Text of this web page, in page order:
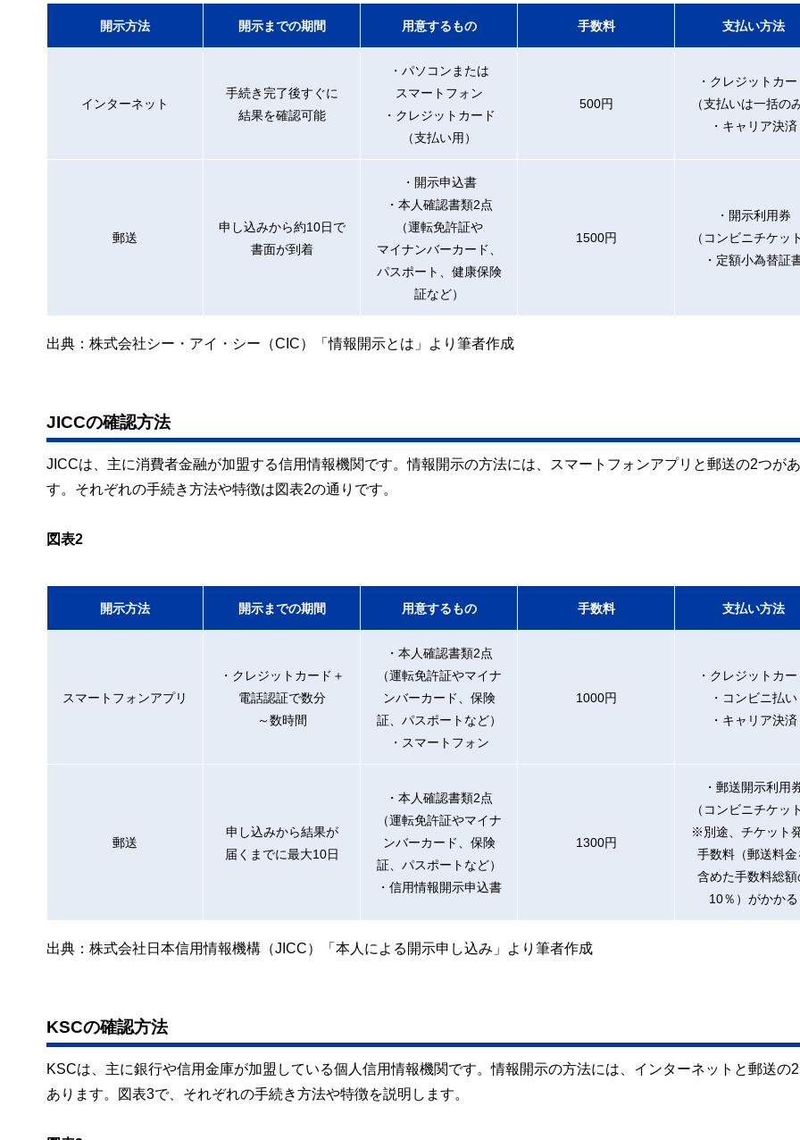
開示方法 開示までの期間 用意するもの 手数料 支払い方法
インターネット
手続き完了後すぐに
結果を確認可能
・パソコンまたは
スマートフォン
・クレジットカード
（支払い用）
500円
・クレジットカー
（支払いは一括の
・キャリア決済
郵送
申し込みから約10日で
書面が到着
・開示申込書
・本人確認書類2点
（運転免許証や
マイナンバーカード、
パスポート、健康保険
証など）
1500円
・開示利用券
（コンビニチケッ
・定額小為替証
出典：株式会社シー・アイ・シー（CIC）「情報開示とは」より筆者作成
JICCの確認方法
JICCは、主に消費者金融が加盟する信用情報機関です。情報開示の方法には、スマートフォンアプリと郵送の2つが
す。それぞれの手続き方法や特徴は図表2の通りです。
図表2
開示方法 開示までの期間 用意するもの 手数料 支払い方法
スマートフォンアプリ
・クレジットカード＋
電話認証で数分
～数時間
・本人確認書類2点
（運転免許証やマイナ
ンバーカード、保険
証、パスポートなど）
・スマートフォン
1000円
・クレジットカー
・コンビニ払い
・キャリア決済
郵送
申し込みから結果が
届くまでに最大10日
・本人確認書類2点
（運転免許証やマイナ
ンバーカード、保険
証、パスポートなど）
・信用情報開示申込書
1300円
・郵送開示利用
（コンビニチケッ
※別途、チケット
手数料（郵送料金
含めた手数料総額
10％）がかかる
出典：株式会社日本信用情報機構（JICC）「本人による開示申し込み」より筆者作成
KSCの確認方法
KSCは、主に銀行や信用金庫が加盟している個人信用情報機関です。情報開示の方法には、インターネットと郵送の
あります。図表3で、それぞれの手続き方法や特徴を説明します。